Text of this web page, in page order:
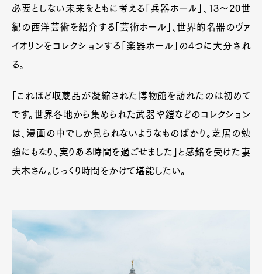
必要としない未来をともに考える「兵器ホール」、13〜20世
紀の西洋芸術を紹介する「芸術ホール」、世界的名器のヴァ
イオリンをコレクションする「楽器ホール」の4つに大分され
る。
「これほど収蔵品が凝縮された博物館を訪れたのは初めて
です。世界各地から集められた武器や鎧などのコレクション
は、漫画の中でしか見られないようなものばかり。芝居の勉
強にもなり、実りある時間を過ごせました」と感銘を受けた妻
夫木さん。じっくり時間をかけて堪能したい。